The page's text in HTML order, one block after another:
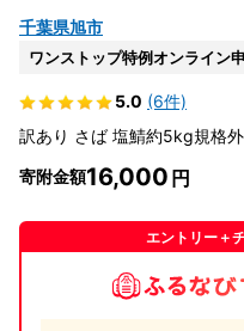
千葉県旭市
ワンストップ特例オンライン
5.0 (6件)
訳あり さば 塩鯖約5kg規格
寄附金額16,000
エントリー＋